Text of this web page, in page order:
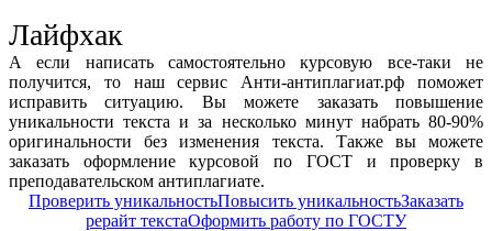
Лайфхак
А если написать самостоятельно курсовую все-таки не
получится, то наш сервис Анти-антиплагиат.рф поможет
исправить ситуацию. Вы можете заказать повышение
уникальности текста и за несколько минут набрать 80-90%
оригинальности без изменения текста. Также вы можете
заказать оформление курсовой по ГОСТ и проверку в
преподавательском антиплагиате.
Проверить уникальностьПовысить уникальностьЗаказать
рерайт текстаОформить работу по ГОСТУ